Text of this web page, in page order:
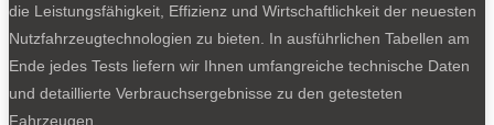
die Leistungsfähigkeit, Effizienz und Wirtschaftlichkeit der neuesten
Nutzfahrzeugtechnologien zu bieten. In ausführlichen Tabellen am
Ende jedes Tests liefern wir Ihnen umfangreiche technische Daten
und detaillierte Verbrauchsergebnisse zu den getesteten
Fahrzeugen.